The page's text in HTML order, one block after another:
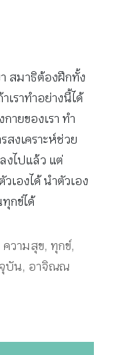
สมาธิต้องฝึกทั้ง
ราทำอย่างนี้ได้
กายของเรา ทำ
สงเคราะห์ช่วย
งไปแล้ว แต่
องได้ นำตัวเอง
กข์ได้
ความสุข, ทุกข์,
บัน, อาจิณณ